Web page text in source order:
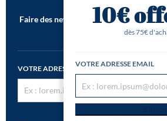
Faire des newsletters incroyables est
*Offre de bienvenue valable dès
VOTRE ADRESSE EMAIL
10€
dès 75€
VOTRE ADRESSE EMAIL